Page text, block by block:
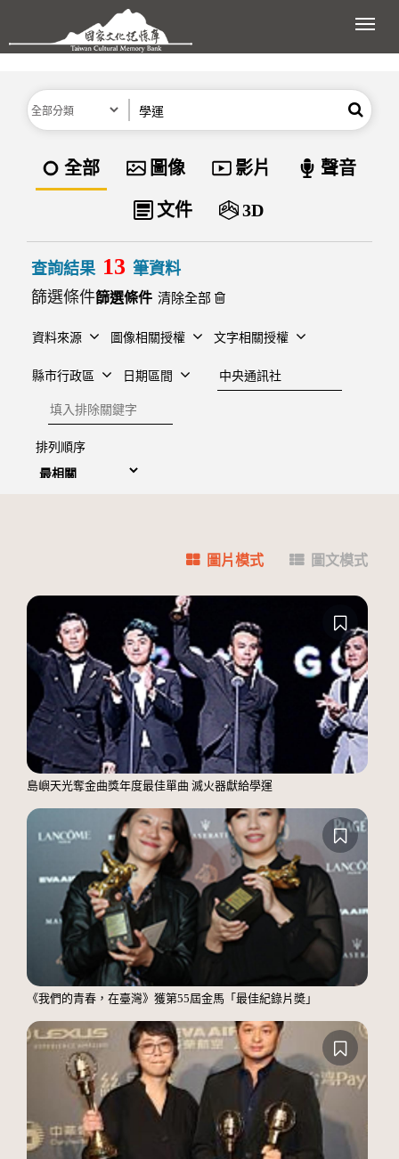
跳到主要內容區塊
展
分類 搜尋
資料類型
全部 圖像 影片 聲音
文件 3D
查詢結果 13 筆資料
篩選條件
清除全部
資料來源 圖像相關授權 文字相關授權
縣市行政區 日期區間
建檔單位
排除關鍵字
排列順序
圖片模式 圖文模式
島嶼天光奪金曲獎年度最佳單曲 滅火器獻給學運
《我們的青春，在臺灣》獲第55屆金馬「最佳紀錄片奬」